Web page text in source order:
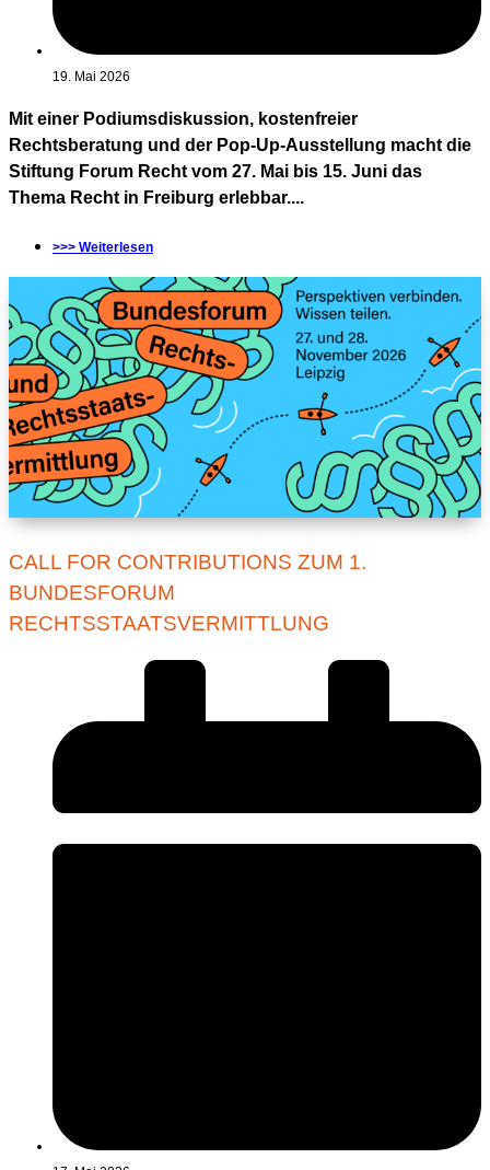
19. Mai 2026
Mit einer Podiumsdiskussion, kostenfreier
Rechtsberatung und der Pop-Up-Ausstellung macht die
Stiftung Forum Recht vom 27. Mai bis 15. Juni das
Thema Recht in Freiburg erlebbar....
>>> Weiterlesen
CALL FOR CONTRIBUTIONS ZUM 1.
BUNDESFORUM
RECHTSSTAATSVERMITTLUNG